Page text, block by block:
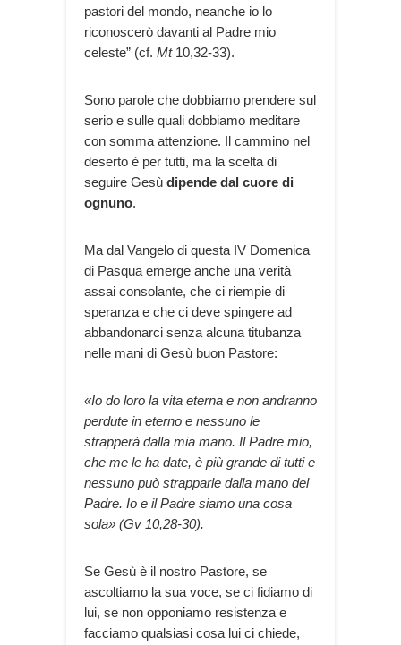
pastori del mondo, neanche io lo
riconoscerò davanti al Padre mio
celeste” (cf. Mt10,32-33).
Sono parole che dobbiamo prendere sul
serio e sulle quali dobbiamo meditare
con somma attenzione. Il cammino nel
deserto è per tutti, ma la scelta di
seguire Gesù dipende dal cuore di
ognuno.
Ma dal Vangelo di questa IV Domenica
di Pasqua emerge anche una verità
assai consolante, che ci riempie di
speranza e che ci deve spingere ad
abbandonarci senza alcuna titubanza
nelle mani di Gesù buon Pastore:
«Io do loro la vita eterna e non andranno
perdute in eterno e nessuno le
strapperà dalla mia mano. Il Padre mio,
che me le ha date, è più grande di tutti e
nessuno può strapparle dalla mano del
Padre. Io e il Padre siamo una cosa
sola» (Gv 10,28-30).
Se Gesù è il nostro Pastore, se
ascoltiamo la sua voce, se ci fidiamo di
lui, se non opponiamo resistenza e
facciamo qualsiasi cosa lui ci chiede,